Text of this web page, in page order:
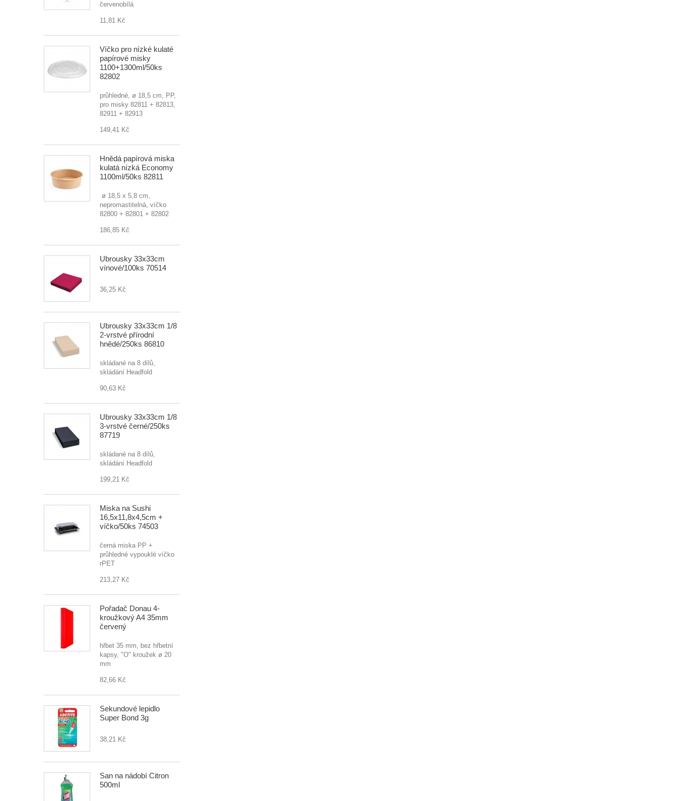
červenobílá
11,81 Kč
Víčko pro nízké kulaté
papírové misky
1100+1300ml/50ks
82802
průhledné, ø 18,5 cm, PP,
pro misky 82811 + 82813,
82911 + 82913
149,41 Kč
Hnědá papírová miska
kulatá nízká Economy
1100ml/50ks 82811
ø 18,5 x 5,8 cm,
nepromastitelná, víčko
82800 + 82801 + 82802
186,85 Kč
Ubrousky 33x33cm
vínové/100ks 70514
36,25 Kč
Ubrousky 33x33cm 1/8
2-vrstvé přírodní
hnědé/250ks 86810
skládané na 8 dílů,
skládání Headfold
90,63 Kč
Ubrousky 33x33cm 1/8
3-vrstvé černé/250ks
87719
skládané na 8 dílů,
skládání Headfold
199,21 Kč
Miska na Sushi
16,5x11,8x4,5cm +
víčko/50ks 74503
černá miska PP +
průhledné vypouklé víčko
rPET
213,27 Kč
Pořadač Donau 4-
kroužkový A4 35mm
červený
hřbet 35 mm, bez hřbetní
kapsy, "O" kroužek ø 20
mm
82,66 Kč
Sekundové lepidlo
Super Bond 3g
38,21 Kč
San na nádobí Citron
500ml